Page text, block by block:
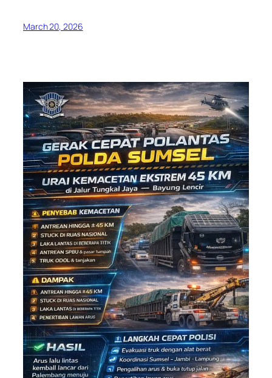
March 20, 2026